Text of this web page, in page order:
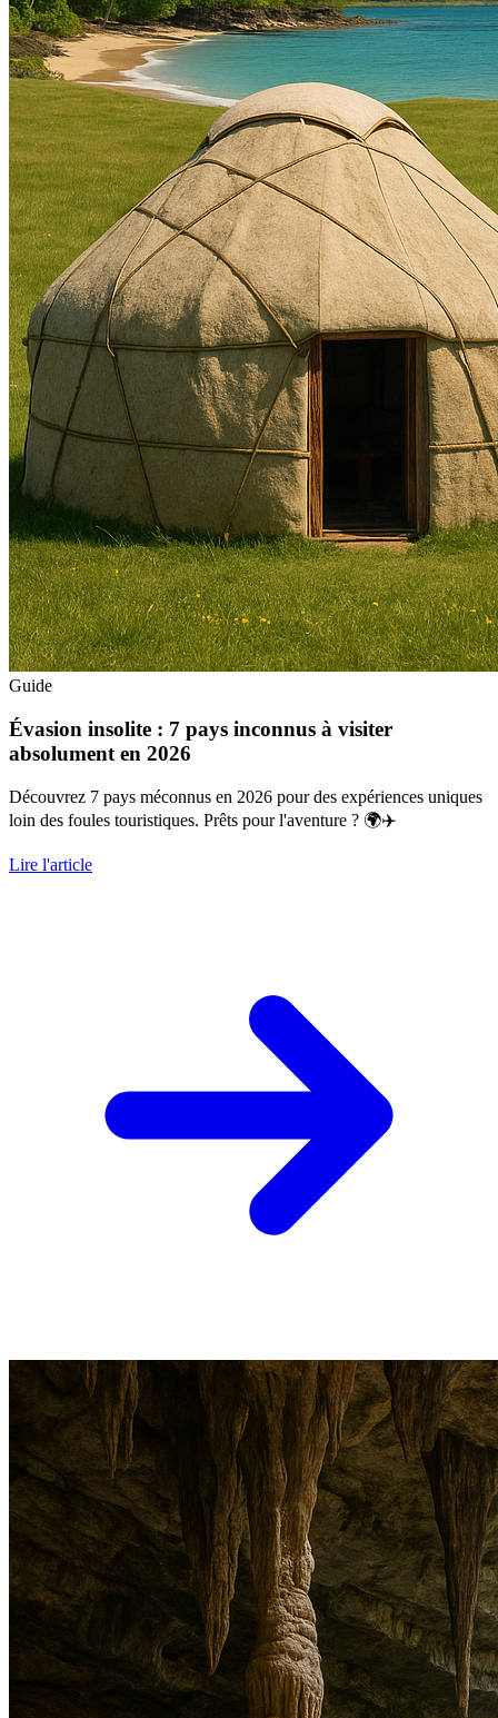
Guide
Évasion insolite : 7 pays inconnus à visiter
absolument en 2026
Découvrez 7 pays méconnus en 2026 pour des expériences uniques
loin des foules touristiques. Prêts pour l'aventure ? 🌍✈️
Lire l'article